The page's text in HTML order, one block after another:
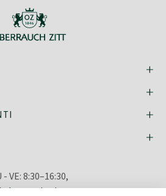
- VE: 8:30–16:30,
zitt.com